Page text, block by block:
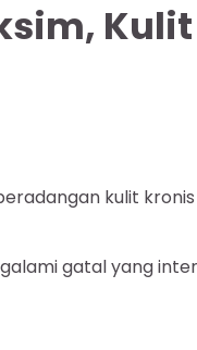
Kulit
kulit kronis
gatal yang